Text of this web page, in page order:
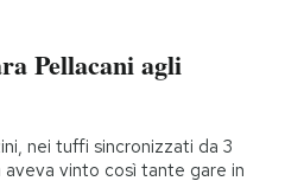
Pellacani agli
nei tuffi sincronizzati da 3
vinto così tante gare in